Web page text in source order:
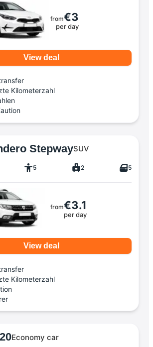
from€3
per day
View deal
Kilometerzahl
StepwaySUV
5 2 5
from€3.1
per day
View deal
Kilometerzahl
Economy car